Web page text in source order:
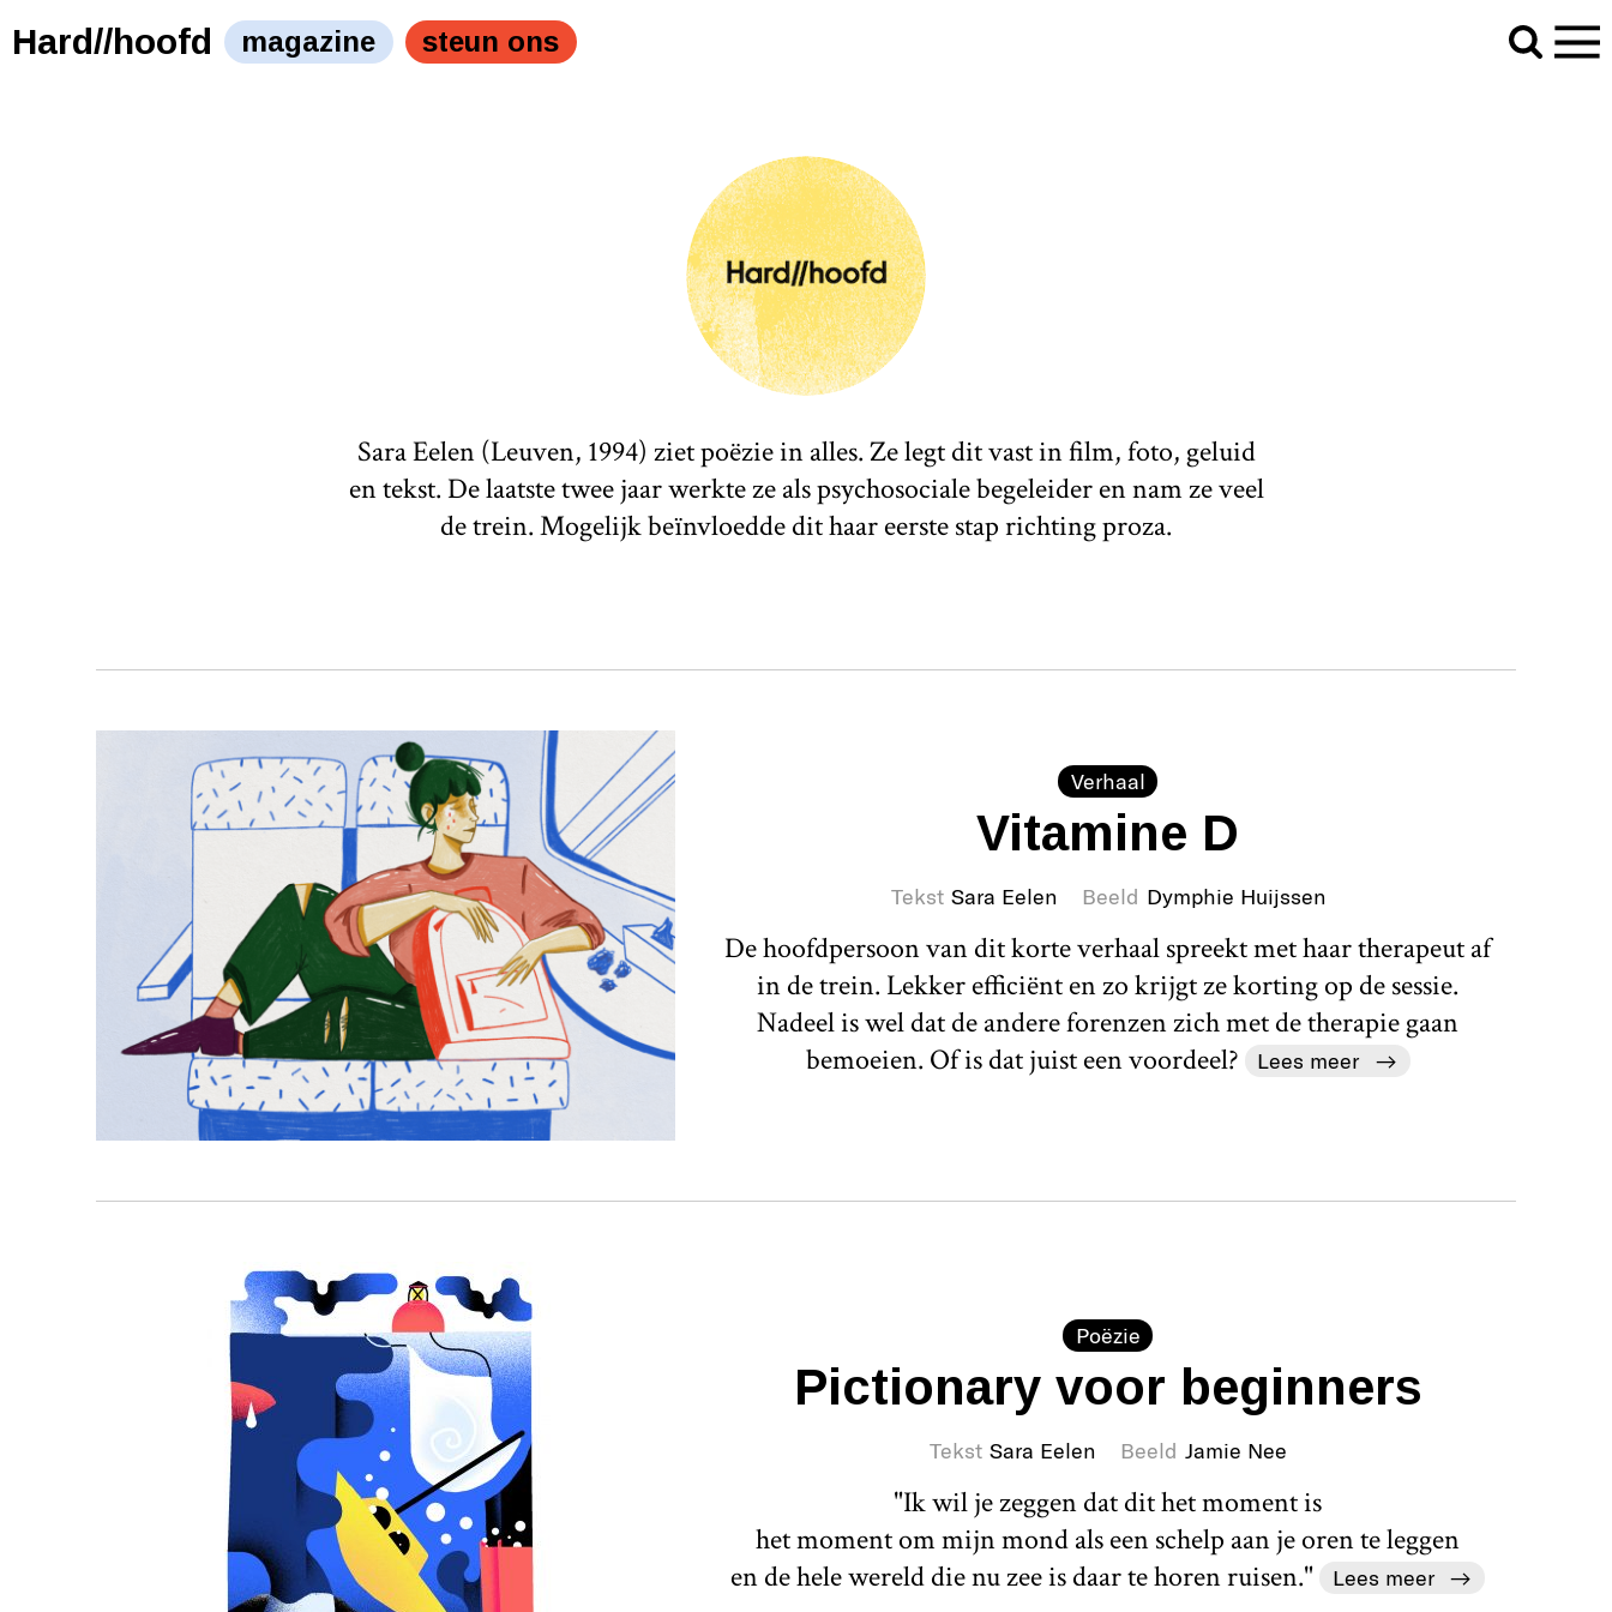
Hard//hoofd magazine steun ons
Sara Eelen (Leuven, 1994) ziet poëzie in alles. Ze legt dit vast in film, foto, geluid
en tekst. De laatste twee jaar werkte ze als psychosociale begeleider en nam ze veel
de trein. Mogelijk beïnvloedde dit haar eerste stap richting proza.
Verhaal
Vitamine D
Tekst Sara Eelen Beeld Dymphie Huijssen
De hoofdpersoon van dit korte verhaal spreekt met haar therapeut af
in de trein. Lekker efficiënt en zo krijgt ze korting op de sessie.
Nadeel is wel dat de andere forenzen zich met de therapie gaan
bemoeien. Of is dat juist een voordeel?
Lees meer
Poëzie
Pictionary voor beginners
Tekst Sara Eelen Beeld Jamie Nee
"Ik wil je zeggen dat dit het moment is
het moment om mijn mond als een schelp aan je oren te leggen
en de hele wereld die nu zee is daar te horen ruisen."
Lees meer